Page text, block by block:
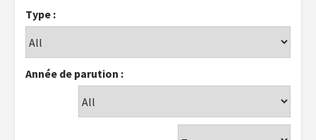
Type :
Année de parution :